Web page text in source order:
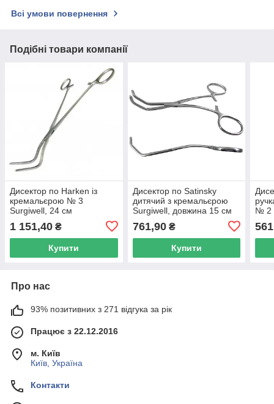
Всі умови повернення
Подібні товари компанії
Дисектор по Harken із
кремальєрою № 3
Surgiwell, 24 см
1 151,40 ₴
Купити
Дисектор по Satinsky
дитячий з кремальєрою
Surgiwell, довжина 15 см
761,90₴
Купити
№ 2
Про нас
93% позитивних з 271 відгука за рік
Працює з 22.12.2016
м. Київ
Київ, Україна
Контакти